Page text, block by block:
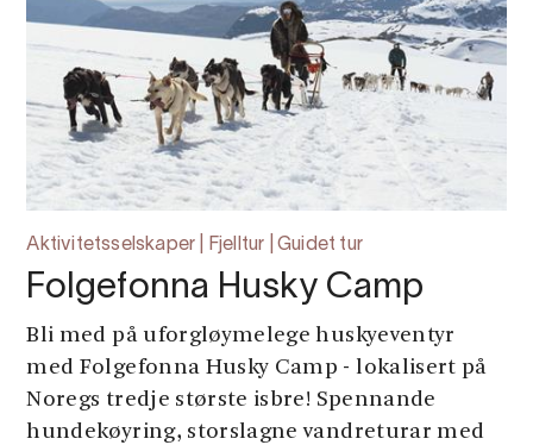
Aktivitetsselskaper | Fjelltur | Guidet tur
Folgefonna Husky Camp
Bli med på uforgløymelege huskyeventyr
med Folgefonna Husky Camp - lokalisert på
Noregs tredje største isbre! Spennande
hundekøyring, storslagne vandreturar med